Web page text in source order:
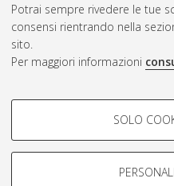
Potrai sempre rivedere le tue
consensi rientrando nella
sito.
Per maggiori informazioni
COOKIE DI
Si tratta di cookie utilizzati
navigazione degli utenti, creare
SOLO
Rss 2.0
AMS Laurea
Impostazioni Cookie
Informativa sulla privacy
Condizioni d’uso del sito